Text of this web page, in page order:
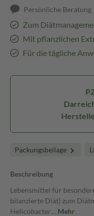
Persönliche Beratung
Zum
Mit pflanzlichen
Für die tägliche
Packungsbeilage
Beschreibung
Lebensmittel für
bilanzierte Diät) zum
Helicobacter… Mehr